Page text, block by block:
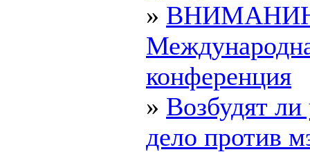
»
конференция
» Возбудят ли
дело против